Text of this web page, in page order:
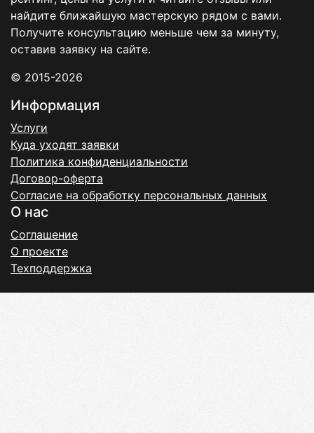
найдите ближайшую мастерскую рядом с вами.
Получите консультацию меньше чем за минуту,
оставив заявку на сайте.
© 2015-2026
Информация
Услуги
Куда уходят заявки
Политика конфиденциальности
Договор-оферта
Согласие на обработку персональных данных
О нас
Соглашение
О проекте
Техподдержка